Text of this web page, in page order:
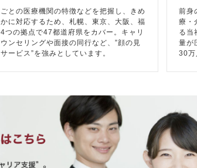
との医療機関の特徴などを把握し、きめ
に対応するため、札幌、東京、大阪、福
4つの拠点で47都道府県をカバー。キャリ
ンセリングや面接の同行など、”顔の見
ービス”を強みとしています。
前身
療・
る当
量が
30万